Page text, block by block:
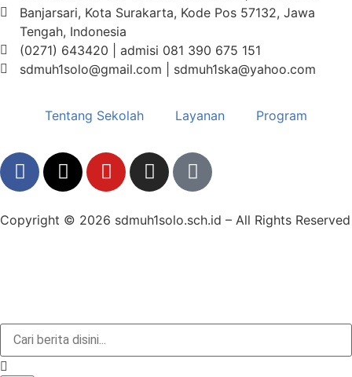
Banjarsari, Kota Surakarta, Kode Pos 57132, Jawa
Tengah, Indonesia
(0271) 643420 | admisi 081 390 675 151
sdmuh1solo@gmail.com | sdmuh1ska@yahoo.com
Tentang Sekolah Layanan Program
Copyright © 2026 sdmuh1solo.sch.id – All Rights Reserved